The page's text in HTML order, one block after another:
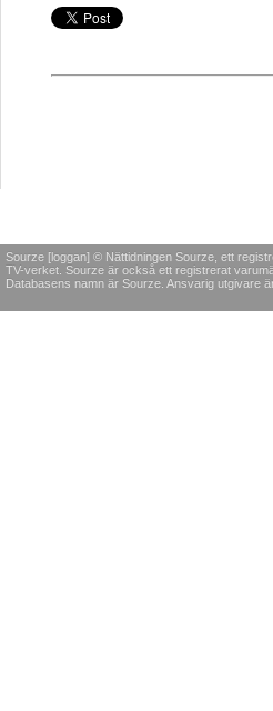
Sourze [loggan] © Nättidningen Sourze, ett
TV-verket. Sourze är också ett registrerat
Databasens namn är Sourze. Ansvarig utgivare